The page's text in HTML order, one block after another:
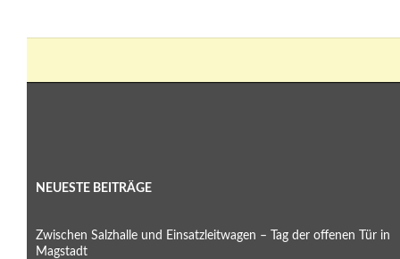
NEUESTE BEITRÄGE
Zwischen Salzhalle und Einsatzleitwagen – Tag der offenen Tür in
Magstadt